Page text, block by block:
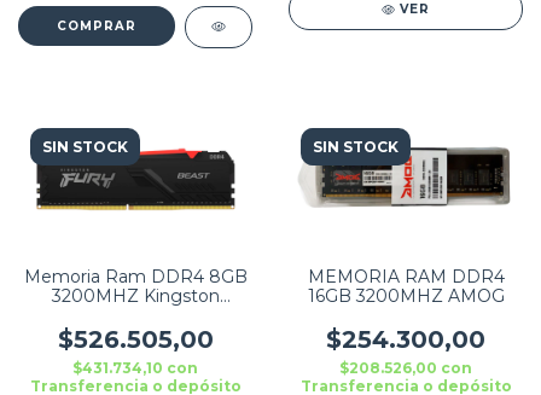
VER
SIN STOCK
Memoria Ram DDR4 8GB
3200MHZ Kingston
KF432C16BBA/8
$526.505,00
$431.734,10 con
Transferencia o depósito
SIN STOCK
MEMORIA RAM DDR4
16GB 3200MHZ AMOG
$254.300,00
$208.526,00 con
Transferencia o depósito